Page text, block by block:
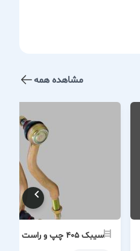
مشاهده همه
سیبک ۴۰۵ چپ و راست